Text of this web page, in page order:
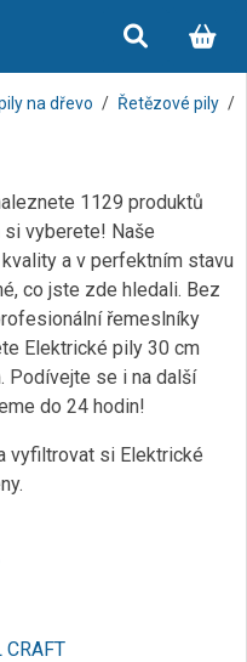
na dřevo Řetězové pily
1129 produktů
vyberete! Naše
a v perfektním stavu
co jste zde hledali. Bez
řemeslníky
Elektrické pily 30 cm
Podívejte se i na další
do 24 hodin!
vyfiltrovat si Elektrické